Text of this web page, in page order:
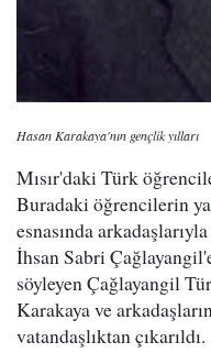
Hasan Karakaya'nın gençlik yılları
Mısır'daki Türk
Buradaki öğrencilerin
esnasında
İhsan Sabri
söyleyen Çağlayangil
Karakaya ve
vatandaşlıktan çıkarıldı.